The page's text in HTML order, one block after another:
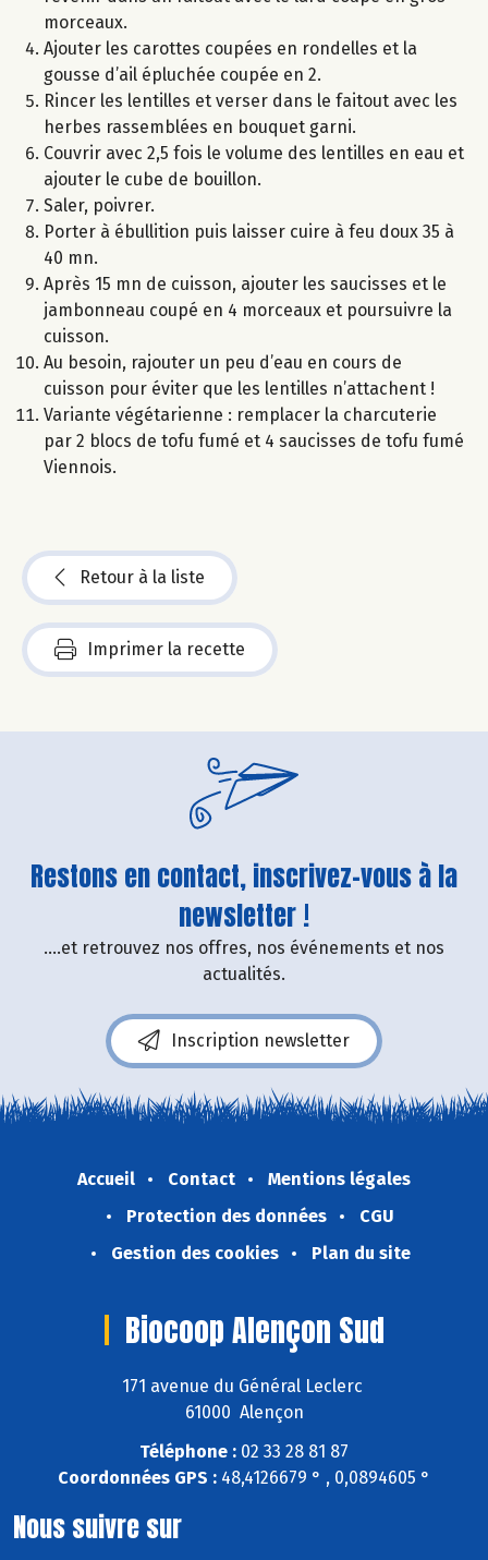
morceaux.
Ajouter les carottes coupées en rondelles et la
gousse d’ail épluchée coupée en 2.
Rincer les lentilles et verser dans le faitout avec les
herbes rassemblées en bouquet garni.
Couvrir avec 2,5 fois le volume des lentilles en eau et
ajouter le cube de bouillon.
Saler, poivrer.
Porter à ébullition puis laisser cuire à feu doux 35 à
40 mn.
Après 15 mn de cuisson, ajouter les saucisses et le
jambonneau coupé en 4 morceaux et poursuivre la
cuisson.
Au besoin, rajouter un peu d’eau en cours de
cuisson pour éviter que les lentilles n’attachent !
Variante végétarienne : remplacer la charcuterie
par 2 blocs de tofu fumé et 4 saucisses de tofu fumé
Viennois.
Retour à la liste
Imprimer la recette
Restons en contact, inscrivez-vous à la
newsletter !
....et retrouvez nos offres, nos événements et nos
actualités.
Inscription newsletter
Accueil Contact
Mentions légales
Protection des données
CGU
Gestion des cookies
Plan du site
Biocoop Alençon Sud
171 avenue du Général Leclerc
61000 Alençon
Téléphone : 02 33 28 81 87
Coordonnées GPS : 48,4126679 ° , 0,0894605 °
Nous suivre sur